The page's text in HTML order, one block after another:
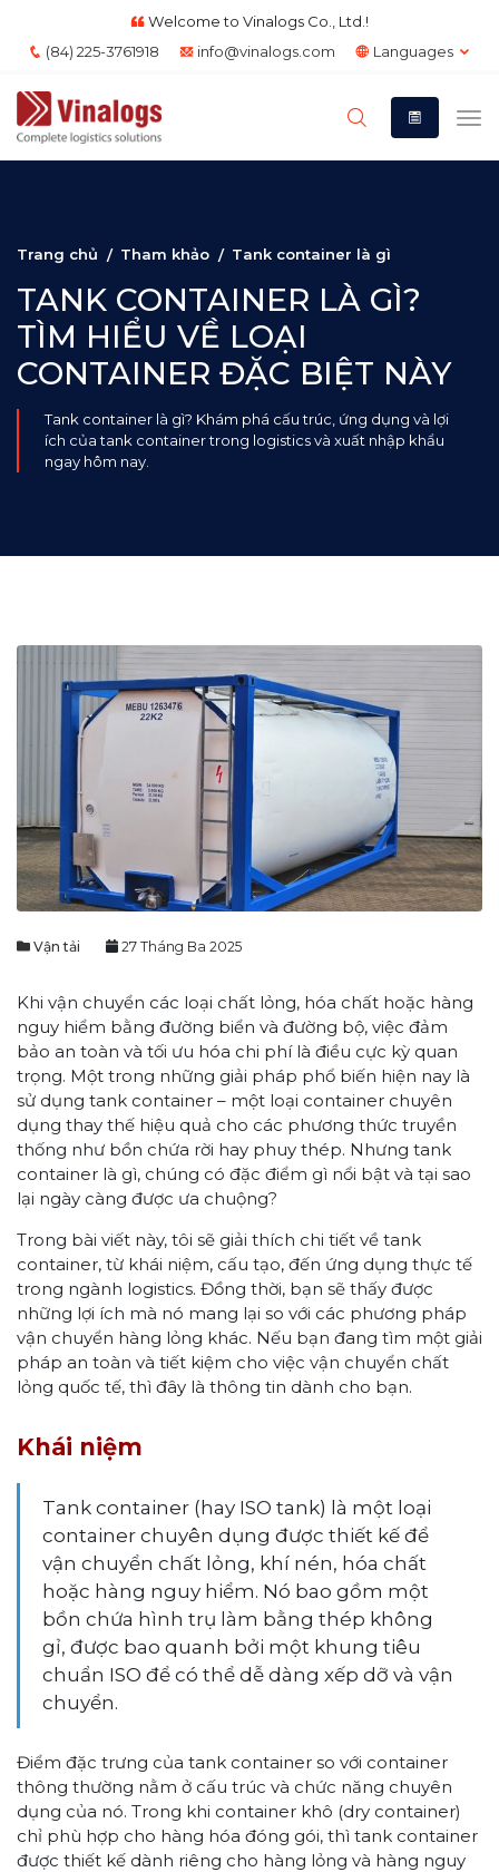
Welcome to Vinalogs Co., Ltd.!
(84) 225-3761918
info@vinalogs.com Languages
Trang chủ Tham khảo Tank container là gì
TANK CONTAINER LÀ GÌ?
TÌM HIỂU VỀ LOẠI
CONTAINER ĐẶC BIỆT NÀY
Tank container là gì? Khám phá cấu trúc, ứng dụng và lợi
ích của tank container trong logistics và xuất nhập khẩu
ngay hôm nay.
Vận tải 27 Tháng Ba 2025
Khi vận chuyển các loại chất lỏng, hóa chất hoặc hàng
nguy hiểm bằng đường biển và đường bộ, việc đảm
bảo an toàn và tối ưu hóa chi phí là điều cực kỳ quan
trọng. Một trong những giải pháp phổ biến hiện nay là
sử dụng tank container – một loại container chuyên
dụng thay thế hiệu quả cho các phương thức truyền
thống như bồn chứa rời hay phuy thép. Nhưng tank
container là gì, chúng có đặc điểm gì nổi bật và tại sao
lại ngày càng được ưa chuộng?
Trong bài viết này, tôi sẽ giải thích chi tiết về tank
container, từ khái niệm, cấu tạo, đến ứng dụng thực tế
trong ngành logistics. Đồng thời, bạn sẽ thấy được
những lợi ích mà nó mang lại so với các phương pháp
vận chuyển hàng lỏng khác. Nếu bạn đang tìm một giải
pháp an toàn và tiết kiệm cho việc vận chuyển chất
lỏng quốc tế, thì đây là thông tin dành cho bạn.
Khái niệm
Tank container (hay ISO tank) là một loại
container chuyên dụng được thiết kế để
vận chuyển chất lỏng, khí nén, hóa chất
hoặc hàng nguy hiểm. Nó bao gồm một
bồn chứa hình trụ làm bằng thép không
gỉ, được bao quanh bởi một khung tiêu
chuẩn ISO để có thể dễ dàng xếp dỡ và vận
chuyển.
Điểm đặc trưng của tank container so với container
thông thường nằm ở cấu trúc và chức năng chuyên
dụng của nó. Trong khi container khô (dry container)
chỉ phù hợp cho hàng hóa đóng gói, thì tank container
được thiết kế dành riêng cho hàng lỏng và hàng nguy